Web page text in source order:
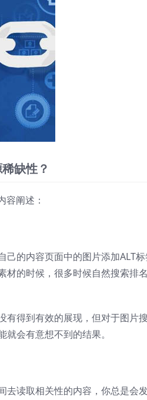
缺性？
容阐述：
的内容页面中的图片添加ALT标
的时候，很多时候自然搜索排
得到有效的展现，但对于图片
会有意想不到的结果。
读取相关性的内容，你总是会